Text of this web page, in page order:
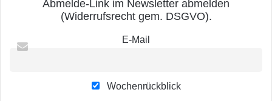
Abmelde-Link im Newsletter abmelden
(Widerrufsrecht gem. DSGVO).
E-Mail
Wochenrückblick